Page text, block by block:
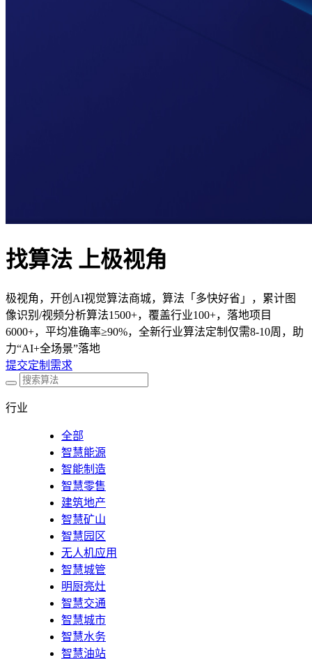
找算法 上极视角
极视角，开创AI视觉算法商城，算法「多快好省」，累计图
像识别/视频分析算法1500+，覆盖行业100+，落地项目
6000+，平均准确率≥90%，全新行业算法定制仅需8-10周，助
力“AI+全场景”落地
提交定制需求
行业
全部
智慧能源
智能制造
智慧零售
建筑地产
智慧矿山
智慧园区
无人机应用
智慧城管
明厨亮灶
智慧交通
智慧城市
智慧水务
智慧油站